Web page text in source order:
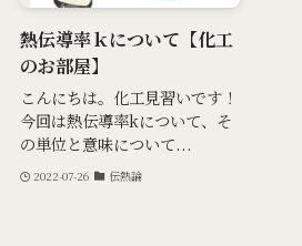
熱伝導率ｋについて【化工
のお部屋】
こんにちは。化工見習いです！
今回は熱伝導率kについて、そ
の単位と意味について...
2022-07-26 伝熱論